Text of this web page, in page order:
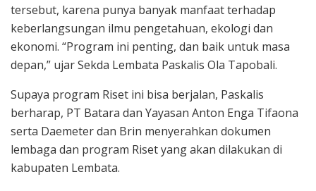
tersebut, karena punya banyak manfaat terhadap
keberlangsungan ilmu pengetahuan, ekologi dan
ekonomi. “Program ini penting, dan baik untuk masa
depan,” ujar Sekda Lembata Paskalis Ola Tapobali.
Supaya program Riset ini bisa berjalan, Paskalis
berharap, PT Batara dan Yayasan Anton Enga Tifaona
serta Daemeter dan Brin menyerahkan dokumen
lembaga dan program Riset yang akan dilakukan di
kabupaten Lembata.